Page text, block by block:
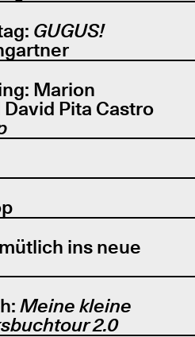
GUGUS!
Marion
Pita Castro
ins neue
Meine kleine
2.0